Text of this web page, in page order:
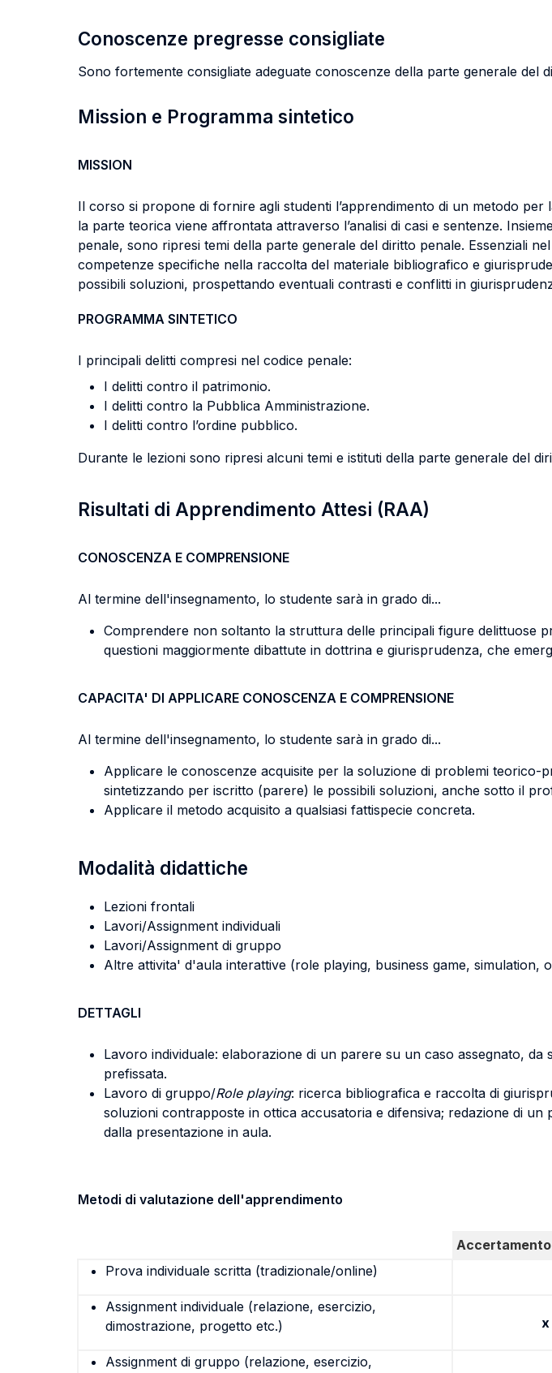
Conoscenze pregresse consigliate
Sono fortemente consigliate adeguate conoscenze della parte generale del
Mission e Programma sintetico
MISSION
Il corso si propone di fornire agli studenti l’apprendimento di un metodo
la parte teorica viene affrontata attraverso l’analisi di casi e sentenze.
penale, sono ripresi temi della parte generale del diritto penale. Essenziali
competenze specifiche nella raccolta del materiale bibliografico e
possibili soluzioni, prospettando eventuali contrasti e conflitti in
PROGRAMMA SINTETICO
I principali delitti compresi nel codice penale:
I delitti contro il patrimonio.
I delitti contro la Pubblica Amministrazione.
I delitti contro l’ordine pubblico.
Durante le lezioni sono ripresi alcuni temi e istituti della parte generale del
Risultati di Apprendimento Attesi (RAA)
CONOSCENZA E COMPRENSIONE
Al termine dell'insegnamento, lo studente sarà in grado di...
Comprendere non soltanto la struttura delle principali figure delittuose
questioni maggiormente dibattute in dottrina e giurisprudenza, che
CAPACITA' DI APPLICARE CONOSCENZA E COMPRENSIONE
Al termine dell'insegnamento, lo studente sarà in grado di...
Applicare le conoscenze acquisite per la soluzione di problemi
sintetizzando per iscritto (parere) le possibili soluzioni, anche sotto il
Applicare il metodo acquisito a qualsiasi fattispecie concreta.
Modalità didattiche
Lezioni frontali
Lavori/Assignment individuali
Lavori/Assignment di gruppo
Altre attivita' d'aula interattive (role playing, business game, simulation,
DETTAGLI
Lavoro individuale: elaborazione di un parere su un caso assegnato,
prefissata.
Lavoro di gruppo/Role playing: ricerca bibliografica e raccolta di
soluzioni contrapposte in ottica accusatoria e difensiva; redazione di
dalla presentazione in aula.
Metodi di valutazione dell'apprendimento
Prova individuale scritta (tradizionale/online)
Assignment individuale (relazione, esercizio,
dimostrazione, progetto etc.)
x
Assignment di gruppo (relazione, esercizio,